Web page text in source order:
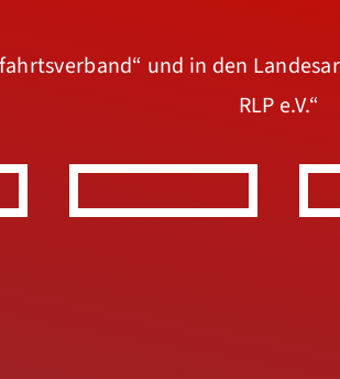
und in den
RLP e.V.“